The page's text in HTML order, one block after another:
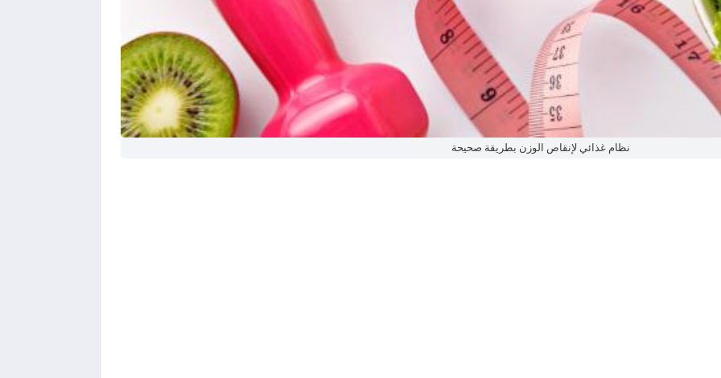
نظام غذائي لإنقاص الوزن بطريقة صحيحة